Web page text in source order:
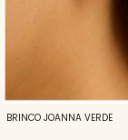
BRINCO JOANNA VERDE